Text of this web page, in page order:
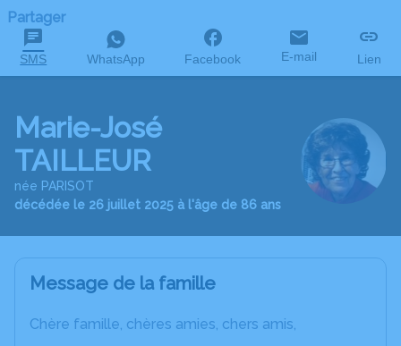
Partager
SMS WhatsApp Facebook E-mail Lien
Marie-José
TAILLEUR
née PARISOT
décédée le 26 juillet 2025 à l'âge de 86 ans
Message de la famille
Chère famille, chères amies, chers amis,